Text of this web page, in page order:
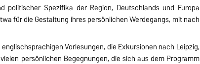
politischer Spezifika der Region, Deutschlands und Europa
für die Gestaltung ihres persönlichen Werdegangs, mit nach
Vorlesungen, die Exkursionen nach Leipzig,
persönlichen Begegnungen, die sich aus dem Programm